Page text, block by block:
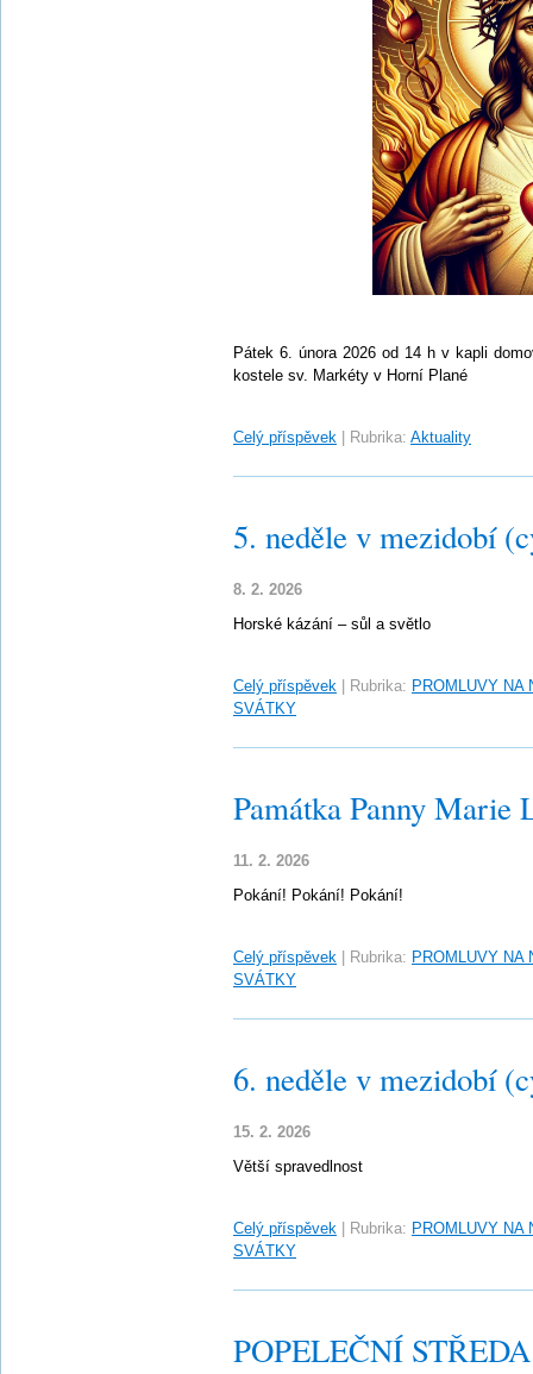
Pátek 6. února 2026 od 14 h v kapli
kostele sv. Markéty v Horní Plané
Celý příspěvek Rubrika: Aktuality
5. neděle v mezidobí
8. 2. 2026
Horské kázání – sůl a světlo
Celý příspěvek Rubrika: PROMLUVY NA
SVÁTKY
Památka Panny Marie
11. 2. 2026
Pokání! Pokání! Pokání!
Celý příspěvek Rubrika: PROMLUVY NA
SVÁTKY
6. neděle v mezidobí
15. 2. 2026
Větší spravedlnost
Celý příspěvek Rubrika: PROMLUVY NA
SVÁTKY
POPELEČNÍ